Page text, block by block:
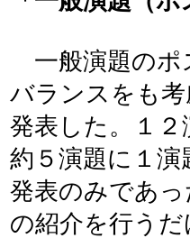
一般演題のポ
バランスをも
発表した。１
約５演題に１
発表のみであ
の紹介を行う